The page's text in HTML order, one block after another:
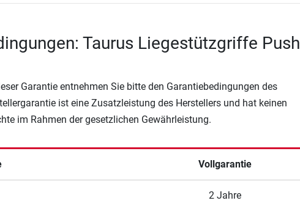
Taurus Liegestützgriffe Push
Garantie entnehmen Sie bitte den Garantiebedingungen des
ist eine Zusatzleistung des Herstellers und hat keinen
im Rahmen der gesetzlichen Gewährleistung.
Vollgarantie
2 Jahre